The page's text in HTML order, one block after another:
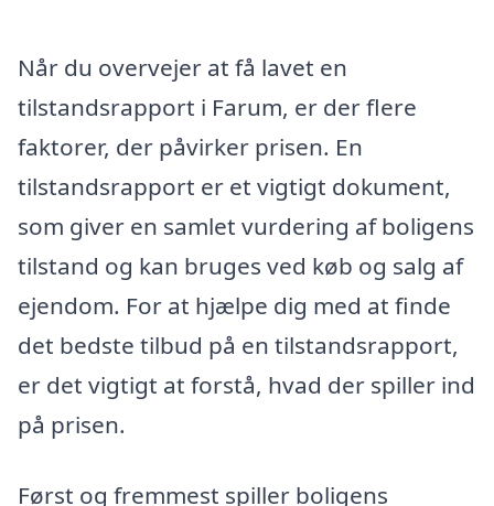
Når du overvejer at få lavet en
tilstandsrapport i Farum, er der flere
faktorer, der påvirker prisen. En
tilstandsrapport er et vigtigt dokument,
som giver en samlet vurdering af boligens
tilstand og kan bruges ved køb og salg af
ejendom. For at hjælpe dig med at finde
det bedste tilbud på en tilstandsrapport,
er det vigtigt at forstå, hvad der spiller ind
på prisen.
Først og fremmest spiller boligens